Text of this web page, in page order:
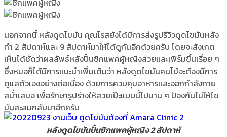
นอกจากนี้ หลังดูดไขมัน คุณโรสยังได้มีการส่งรูปรีวิวดูดไขมันหลัง
ทำ 2 สัปดาห์และ 9 สัปดาห์มาให้ได้ดูกันอีกด้วยครับ โดยจะสังเกต
เห็นได้ชัดว่าผลลัพธ์หลังปั้นซิกแพคผู้หญิงสวยและเฟิร์มขึ้นเรื่อย ๆ
ซึ่งหมอก็ได้มีการแนะนำเพิ่มเติมว่า หลังดูดไขมันคนไข้จะต้องมีการ
ดูแลตัวเองอย่างต่อเนื่อง ด้วยการควบคุมอาหารและออกกำลังกาย
สม่ำเสมอ เพื่อรักษารูปร่างให้สวยเป๊ะแบบนี้ไปนาน ๆ ป้องกันไม่ให้ไข
มันสะสมกลับมาอีกครับ
หลังดูดไขมันปั้นซิกแพคผู้หญิง 2 สัปดาห์